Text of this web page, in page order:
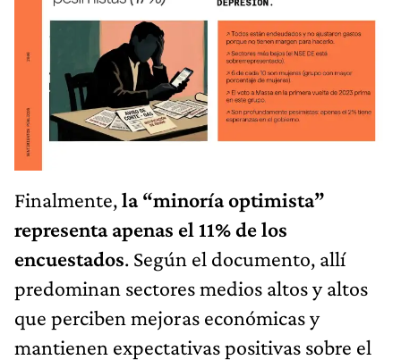
Finalmente,la “minoría optimista”
representa apenas el 11% de los
encuestados. Según el documento, allí
predominan sectores medios altos y altos
que perciben mejoras económicas y
mantienen expectativas positivas sobre el